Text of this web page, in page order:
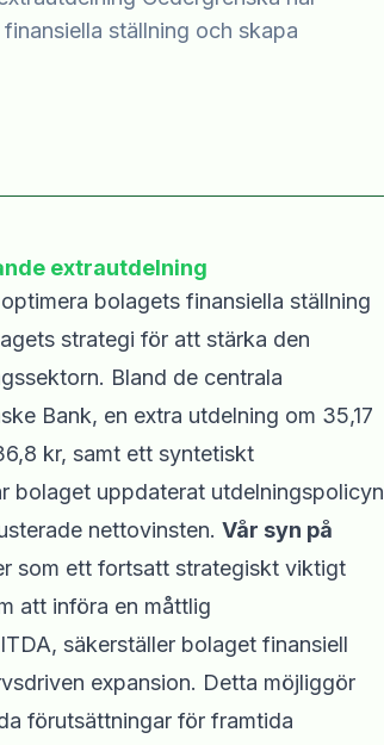
ställning och skapa
extrautdelning
bolagets finansiella ställning
strategi för att stärka den
Bland de centrala
Bank, en extra utdelning om 35,17
kr, samt ett syntetiskt
bolaget uppdaterat utdelningspolicyn
nettovinsten. Vår syn på
som ett fortsatt strategiskt viktigt
att införa en måttlig
säkerställer bolaget finansiell
expansion. Detta möjliggör
förutsättningar för framtida